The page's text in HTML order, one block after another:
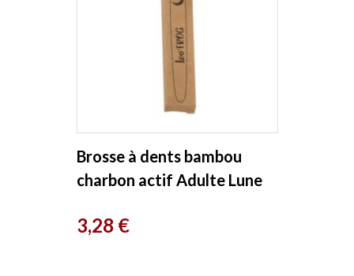
Brosse à dents bambou
charbon actif Adulte Lune
Prix
3,28 €